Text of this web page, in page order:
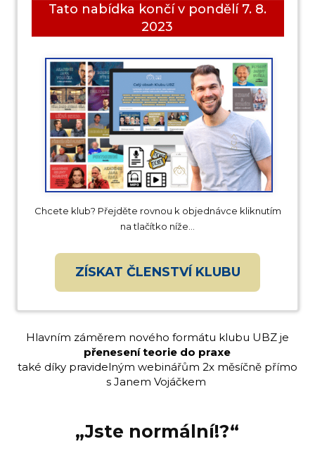
Tato nabídka končí v pondělí 7. 8.
2023
Chcete klub? Přejděte rovnou k objednávce kliknutím
na tlačítko níže...
ZÍSKAT ČLENSTVÍ KLUBU
Hlavním záměrem nového formátu klubu UBZ je
přenesení teorie do praxe
také díky pravidelným webinářům 2x měsíčně přímo
s Janem Vojáčkem
„Jste normální!?“